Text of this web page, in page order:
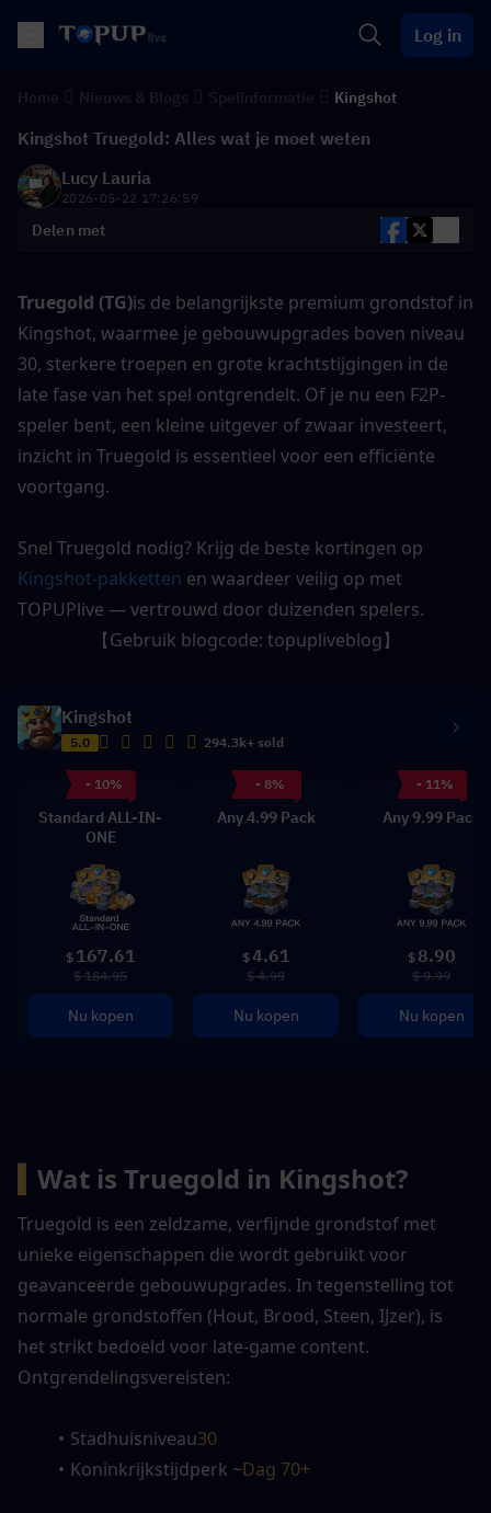
Log in
Kingshot
Kingshot Truegold: Alles wat je moet weten
Lucy Lauria
2026-05-22 17:26:59
Delen met
Truegold (TG)is de belangrijkste premium grondstof in
Kingshot, waarmee je gebouwupgrades boven niveau
30, sterkere troepen en grote krachtstijgingen in de
late fase van het spel ontgrendelt. Of je nu een F2P-
speler bent, een kleine uitgever of zwaar investeert,
inzicht in Truegold is essentieel voor een efficiënte
voortgang.
Snel Truegold nodig? Krijg de beste kortingen op
Kingshot-pakketten en waardeer veilig op met
TOPUPlive — vertrouwd door duizenden spelers.
【Gebruik blogcode: topupliveblog】
Kingshot
5.0 294.3k+ sold
- 10%
Standard ALL-IN-
ONE
$ 167.61
$ 184.95
Nu kopen
- 8%
Any 4.99 Pack
$4.61
$ 4.99
Nu kopen
- 11%
Any 9.99 Pack
$ 8.90
$ 9.99
Nu kopen
Wat is Truegold in Kingshot?
Truegold is een zeldzame, verfijnde grondstof met
unieke eigenschappen die wordt gebruikt voor
geavanceerde gebouwupgrades. In tegenstelling tot
normale grondstoffen (Hout, Brood, Steen, IJzer), is
het strikt bedoeld voor late-game content.
Ontgrendelingsvereisten:
Stadhuisniveau30
Koninkrijkstijdperk ~Dag 70+